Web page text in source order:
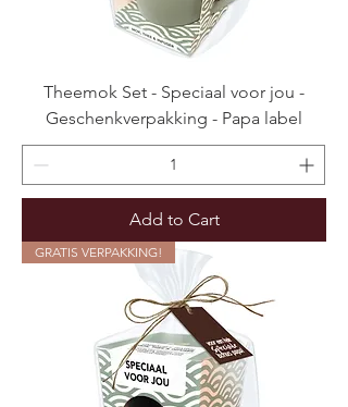
Theemok Set - Speciaal voor jou -
Geschenkverpakking - Papa label
Add to Cart
GRATIS VERPAKKING!